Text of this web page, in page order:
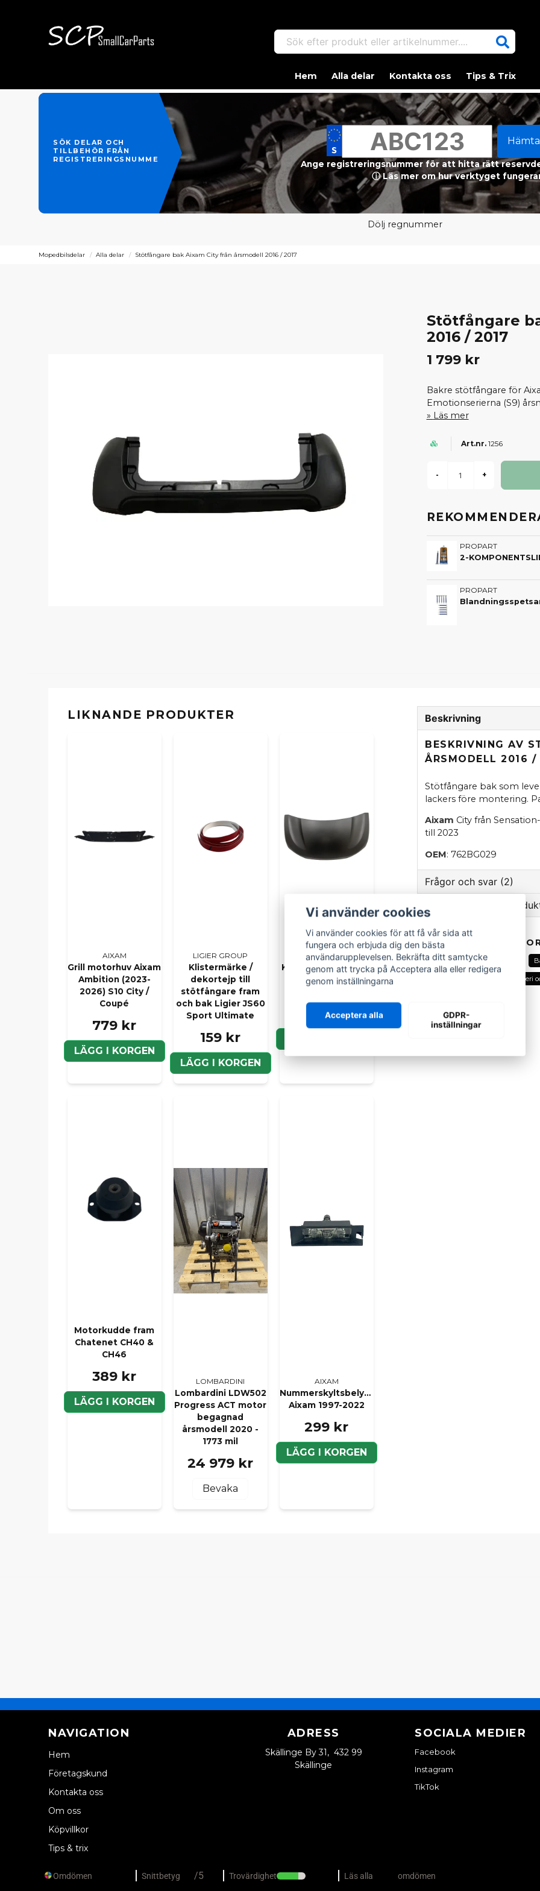
Sök efter produkt eller artikelnummer....
Hem Alla delar Kontakta oss Tips & Trix
SÖK DELAR OCH
TILLBEHÖR FRÅN
REGISTRERINGSNUMMER
Ange registreringsnummer för att hitta rätt
ⓘ Läs mer om hur verktyget
Dölj regnummer
Mopedbilsdelar Alla delar Stötfångare bak Aixam City från årsmodell 2016 / 2017
Stötfångare
2016 / 2017
1 799 kr
Bakre stötfångare för
Emotionserierna (S9)
Läs mer
1256
- +
PROPART
2-
PROPART
LIKNANDE PRODUKTER
AIXAM
Grill motorhuv Aixam
Ambition (2023-
2026) S10 City /
Coupé
779 kr
LÄGG I KORGEN
LIGIER GROUP
Klistermärke /
dekortejp till
stötfångare fram
och bak Ligier JS60
Sport Ultimate
159 kr
LÄGG I KORGEN
Komplett motorhuv
Microcar MGO 6 &
2 989 kr
Motorkudde fram
Chatenet CH40 &
CH46
389 kr
LÄGG I KORGEN
LOMBARDINI
Lombardini LDW502
Progress ACT motor
begagnad
årsmodell 2020 -
1773 mil
24 979 kr
Bevaka
AIXAM
Nummerskyltsbelysning
Aixam 1997-2022
299 kr
LÄGG I KORGEN
Beskrivning
BESKRIVNING AV
ÅRSMODELL 2016 /
Stötfångare bak som
lackers före montering.
Aixam City från
till 2023
OEM: 762BG029
Frågor och svar (2)
är det hål för
Butiken svarade
Hej,
Nej, denna är utan hål :)
:namn frågade
Ställ en fråga om
question
Fråga oss om denna
Ja, ni kan publicera
RELATERADE
Alla delar Aixam
Karosseri
NAVIGATION
Hem
Företagskund
Kontakta oss
Om oss
Köpvillkor
Tips & trix
ADRESS
Skällinge By 31, 432 99
Skällinge
SOCIALA MEDIER
Facebook
Instagram
TikTok
Vi använder cookies
Vi använder cookies för att få vår sida att
fungera och erbjuda dig den bästa
användarupplevelsen. Bekräfta ditt samtycke
genom att trycka på Acceptera alla eller redigera
genom inställningarna
Acceptera alla
GDPR-
inställningar